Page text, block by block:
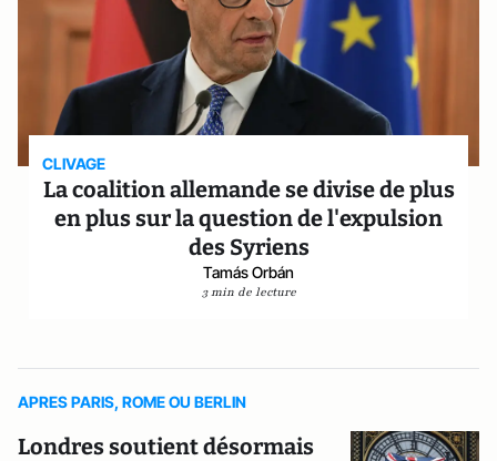
CLIVAGE
La coalition allemande se divise de plus
en plus sur la question de l'expulsion
des Syriens
Tamás Orbán
3 min de lecture
APRES PARIS, ROME OU BERLIN
Londres soutient désormais